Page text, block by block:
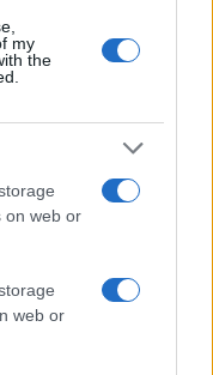
my
the
on web or
web or
όταν πρόκειται
και
λανσάρεται ήδη σε
το
Google